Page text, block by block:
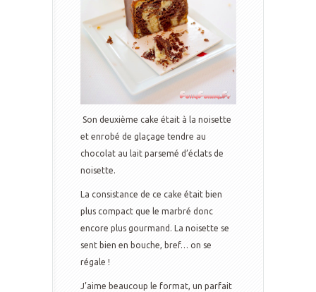
Son deuxième cake était à la noisette
et enrobé de glaçage tendre au
chocolat au lait parsemé d’éclats de
noisette.
La consistance de ce cake était bien
plus compact que le marbré donc
encore plus gourmand. La noisette se
sent bien en bouche, bref… on se
régale !
J’aime beaucoup le format, un parfait